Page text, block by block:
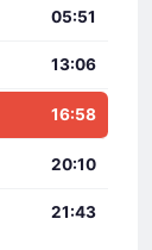
05:51
13:06
16:58
20:10
21:43